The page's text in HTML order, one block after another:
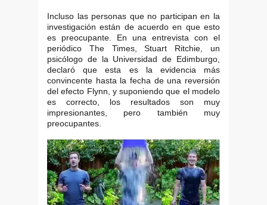
Incluso las personas que no participan en la
investigación están de acuerdo en que esto
es preocupante. En una entrevista con el
periódico The Times, Stuart Ritchie, un
psicólogo de la Universidad de Edimburgo,
declaró que esta es la evidencia más
convincente hasta la fecha de una reversión
del efecto Flynn, y suponiendo que el modelo
es correcto, los resultados son muy
impresionantes, pero también muy
preocupantes.